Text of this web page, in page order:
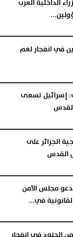
الداخلية العرب
في انفجار لغم
إسرائيل تسعى
الجزائر على
القدس
مجلس الأمن
في...